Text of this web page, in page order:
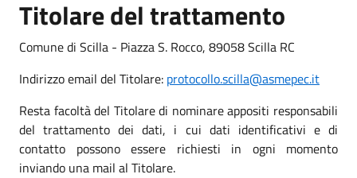
Titolare del trattamento
Comune di Scilla - Piazza S. Rocco, 89058 Scilla RC
Indirizzo email del Titolare: protocollo.scilla@asmepec.it
Resta facoltà del Titolare di nominare appositi responsabili
del trattamento dei dati, i cui dati identificativi e di
contatto possono essere richiesti in ogni momento
inviando una mail al Titolare.